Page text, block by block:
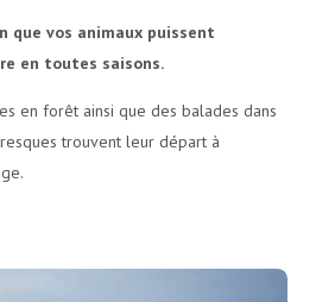
que vos animaux puissent
en toutes saisons.
en forêt ainsi que des balades dans
trouvent leur départ à